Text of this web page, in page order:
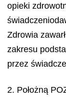
opieki
Zdrowia
zakresu
przez
2. Położną